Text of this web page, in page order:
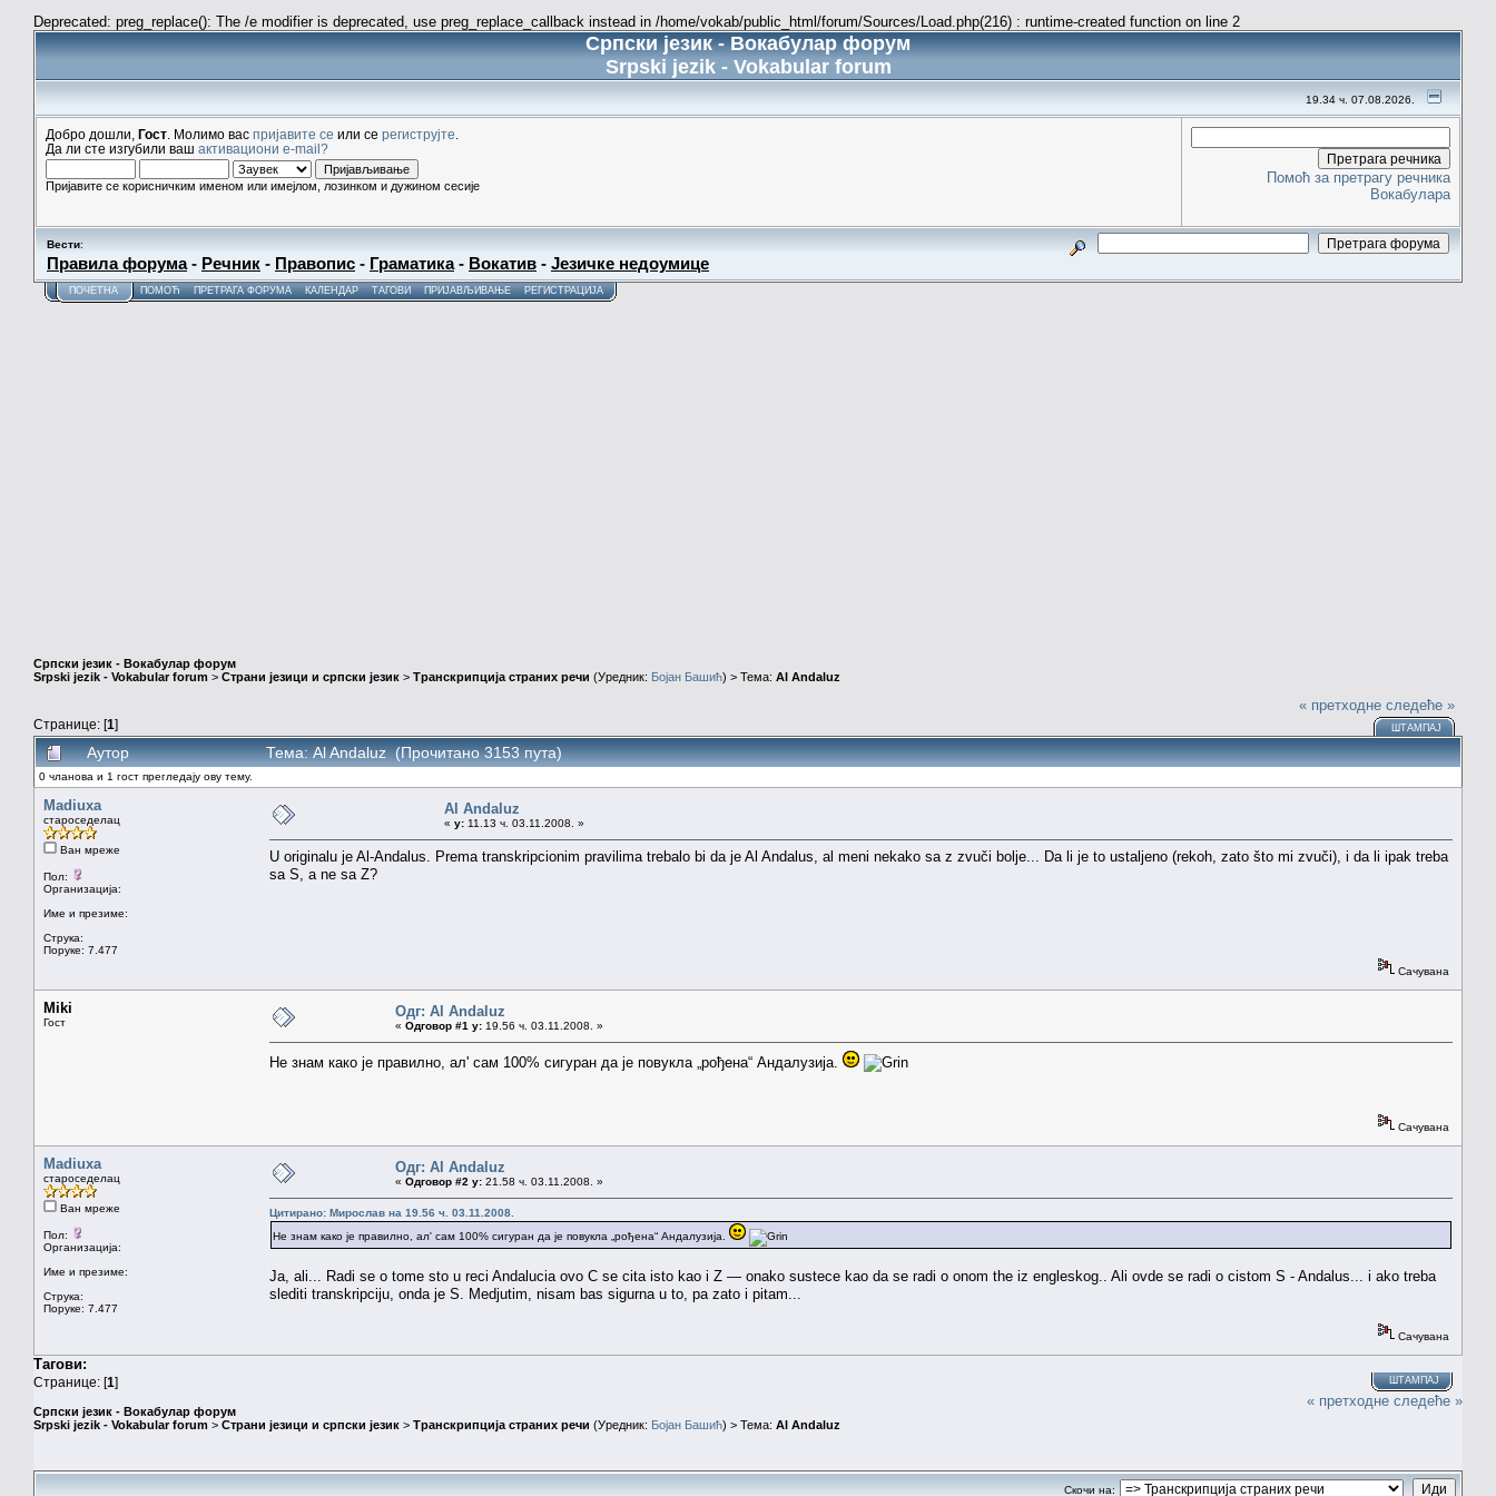
Deprecated: preg_replace(): The /e modifier is deprecated, use preg_replace_callback instead in /home/vokab/public_html/forum/Sources/Load.php(216) : runtime-created function on line 2
Српски језик - Вокабулар форум
Srpski jezik - Vokabular forum
19.34 ч. 07.08.2026.
Добро дошли, Гост . Молимо вас пријавите се или се региструјте
Да ли сте изгубили ваш активациони e-mail?
Пријавите се корисничким именом или имејлом, лозинком и дужином сесије
Помоћ за претрагу речника
Вокабулара
Вести:
Правила форума- Речник - Правопис - Граматика- Вокатив - Језичке недоумице
ПОЧЕТНА ПОМОЋ ПРЕТРАГА ФОРУМА КАЛЕНДАР ТАГОВИ ПРИЈАВЉИВАЊЕ РЕГИСТРАЦИЈА
Српски језик - Вокабулар форум
Srpski jezik - Vokabular forum > Страни језици и српски језик > Транскрипција страних речи (Уредник: Бојан Башић) > Тема: Al Andaluz
Странице: [1]
« претходне следеће »
ШТАМПАЈ
Аутор Тема: Al Andaluz (Прочитано 3153 пута)
0 чланова и 1 гост прегледају ову тему.
Madiuxa
староседелац
Ван мреже
Пол:
Организација:
Име и презиме:
Струка:
Поруке: 7.477
Al Andaluz
« у: 11.13 ч. 03.11.2008. »
U originalu je Al-Andalus. Prema transkripcionim pravilima trebalo bi da je Al Andalus, al meni nekako sa z zvuči bolje... Da li je to ustaljeno (rekoh, zato što mi zvuči), i da li ipak treba
sa S, a ne sa Z?
Сачувана
Miki
Гост
Одг: Al Andaluz
« Одговор #1 у: 19.56 ч. 03.11.2008. »
Не знам како је правилно, ал' сам 100% сигуран да је повукла „рођена“ Андалузија.
Сачувана
Madiuxa
староседелац
Ван мреже
Пол:
Организација:
Име и презиме:
Струка:
Поруке: 7.477
Одг: Al Andaluz
« Одговор #2 у: 21.58 ч. 03.11.2008. »
Цитирано: Мирослав на 19.56 ч. 03.11.2008.
Не знам како је правилно, ал' сам 100% сигуран да је повукла „рођена“ Андалузија.
Ja, ali... Radi se o tome sto u reci Andalucia ovo C se cita isto kao i Z — onako sustece kao da se radi o onom the iz engleskog.. Ali ovde se radi o cistom S - Andalus... i ako treba
slediti transkripciju, onda je S. Medjutim, nisam bas sigurna u to, pa zato i pitam...
Сачувана
Тагови:
Странице: [1] ШТАМПАЈ
Српски језик - Вокабулар форум
Srpski jezik - Vokabular forum > Страни језици и српски језик > Транскрипција страних речи (Уредник: Бојан Башић) > Тема: Al Andaluz
« претходне следеће »
Скочи на: